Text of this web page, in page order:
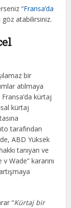
“Fransa’da
göz atabilirsiniz.
bir
atılmaya
kürtaj
kürtaj
tarafından
ABD Yüksek
tanıyan ve
Wade” kararını
“Kürtaj bir